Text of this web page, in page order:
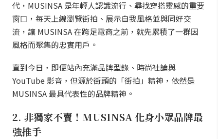
代，MUSINSA 是年輕人認識流行、尋找穿搭靈感的重要
窗口，每天上線瀏覽街拍、展示自我風格並與同好交
流，讓 MUSINSA 在跨足電商之前，就先累積了一群因
風格而聚集的忠實用戶。
直到今日，即便站內充滿品牌型錄、時尚社論與
YouTube 影音，但源於街頭的「街拍」精神，依然是
MUSINSA 最具代表性的品牌精神。
2. 非獨家不賣！MUSINSA 化身小眾品牌最
強推手